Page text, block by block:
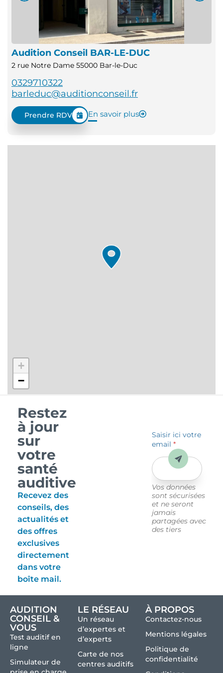
Audition Conseil BAR-LE-DUC
2 rue Notre Dame 55000 Bar-le-Duc
0329710322
barleduc@auditionconseil.fr
Prendre RDV En savoir plus
+
−
Restez
à jour
sur
votre
santé
auditive
Recevez des
conseils, des
actualités et
des offres
exclusives
directement
dans votre
boîte mail.
Saisir ici votre
email*
Vos données
sont sécurisées
et ne seront
jamais
partagées avec
des tiers
Envoyer
AUDITION
CONSEIL &
VOUS
Test auditif en
ligne
Simulateur de
LE RÉSEAU
Un réseau
d’expertes et
d’experts
Carte de nos
centres auditifs
À PROPOS
Contactez-nous
Mentions légales
Politique de
confidentialité